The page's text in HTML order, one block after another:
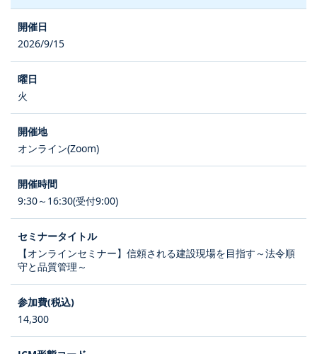
2026/9/15
火
オンライン(Zoom)
9:30～16:30(受付9:00)
【オンラインセミナー】信頼される建設現場を目指す～法令順
守と品質管理～
14,300